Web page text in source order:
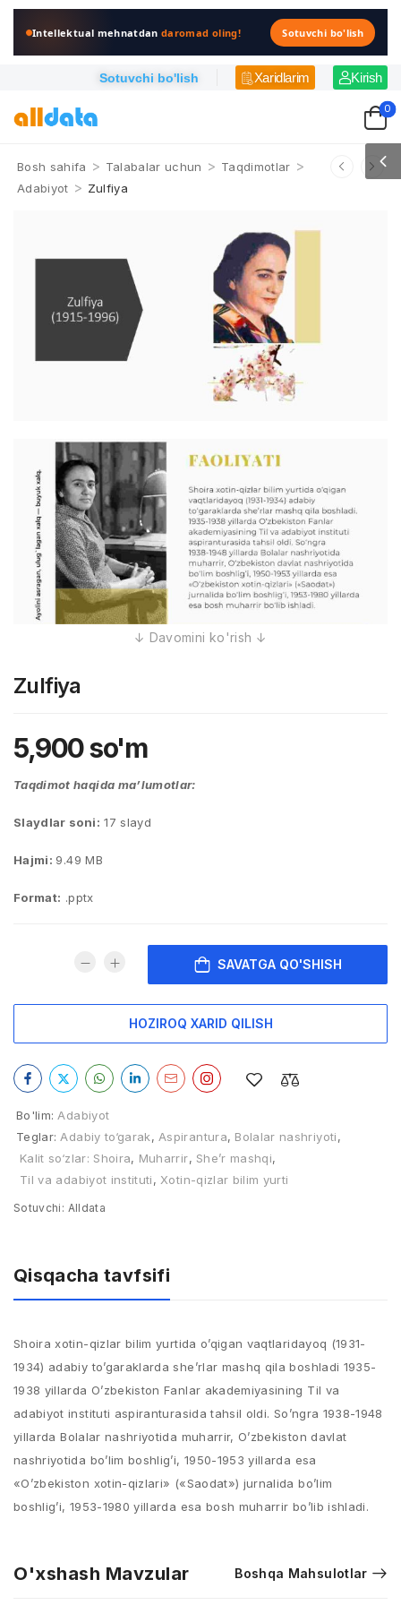
Intellektual mehnatdandaromad oling! Sotuvchi bo'lish
Sotuvchi bo'lish Xaridlarim Kirish
0
Bosh sahifa > Talabalar uchun > Taqdimotlar >
Adabiyot > Zulfiya
Zulfiya
5,900so'm
Taqdimot haqida ma’lumotlar:
Slaydlar soni: 17 slayd
Hajmi: 9.49 MB
Format: .pptx
SAVATGA QO'SHISH
HOZIROQ XARID QILISH
Bo'lim: Adabiyot
Teglar: Adabiy to‘garak, Aspirantura, Bolalar nashriyoti,
Kalit so‘zlar: Shoira, Muharrir, She’r mashqi,
Til va adabiyot instituti, Xotin-qizlar bilim yurti
Sotuvchi: Alldata
Qisqacha tavfsifi
Shoira xotin-qizlar bilim yurtida o’qigan vaqtlaridayoq (1931-
1934) adabiy to’garaklarda she’rlar mashq qila boshladi 1935-
1938 yillarda O’zbekiston Fanlar akademiyasining Til va
adabiyot instituti aspiranturasida tahsil oldi. So’ngra 1938-1948
yillarda Bolalar nashriyotida muharrir, O’zbekiston davlat
nashriyotida bo’lim boshlig’i, 1950-1953 yillarda esa
«O’zbekiston xotin-qizlari» («Saodat») jurnalida bo’lim
boshlig’i, 1953-1980 yillarda esa bosh muharrir bo’lib ishladi.
O'xshash Mavzular Boshqa Mahsulotlar